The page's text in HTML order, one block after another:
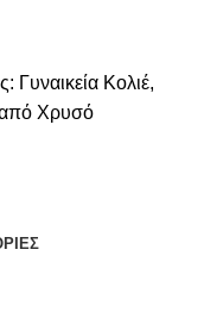
Γυναικεία Κολιέ,
από Χρυσό